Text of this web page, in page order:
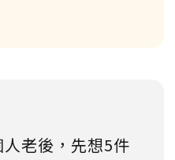
老後，先想5件